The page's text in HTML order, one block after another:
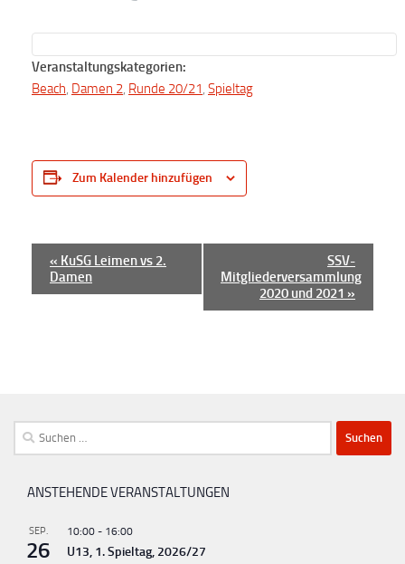
Veranstaltungskategorien:
Beach Damen 2 Runde 20/21 Spieltag
Zum Kalender hinzufügen
a
t
n
« KuSG Leimen vs 2.
Damen
SSV-
Mitgliederversammlung
2020 und 2021 »
Suchen
nach:
ANSTEHENDE VERANSTALTUNGEN
SEP.
26
10:00 - 16:00
U13, 1. Spieltag, 2026/27